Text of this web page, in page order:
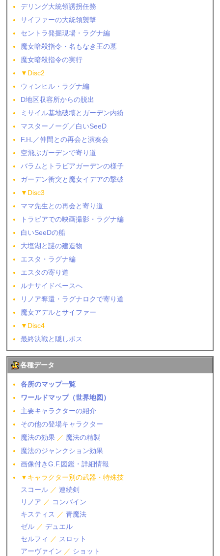
デリング大統領誘拐任務
サイファーの大統領襲撃
セントラ発掘現場・ラグナ編
魔女暗殺指令・名もなき王の墓
魔女暗殺指令の実行
▼Disc2
ウィンヒル・ラグナ編
D地区収容所からの脱出
ミサイル基地破壊とガーデン内紛
マスターノーグ／白いSeeD
F.H.／仲間との再会と演奏会
空飛ぶガーデンで寄り道
バラムとトラビアガーデンの様子
ガーデン衝突と魔女イデアの撃破
▼Disc3
ママ先生との再会と寄り道
トラビアでの映画撮影・ラグナ編
白いSeeDの船
大塩湖と謎の建造物
エスタ・ラグナ編
エスタの寄り道
ルナサイドベースへ
リノア奪還・ラグナロクで寄り道
魔女アデルとサイファー
▼Disc4
最終決戦と隠しボス
各種データ
各所のマップ一覧
ワールドマップ（世界地図）
主要キャラクターの紹介
その他の登場キャラクター
魔法の効果 ／ 魔法の精製
魔法のジャンクション効果
画像付きG.F.図鑑・詳細情報
▼キャラクター別の武器・特殊技
スコール ／連続剣
リノア ／ コンバイン
キスティス ／青魔法
ゼル ／デュエル
セルフィ
／ スロット
アーヴァイン ／ ショット